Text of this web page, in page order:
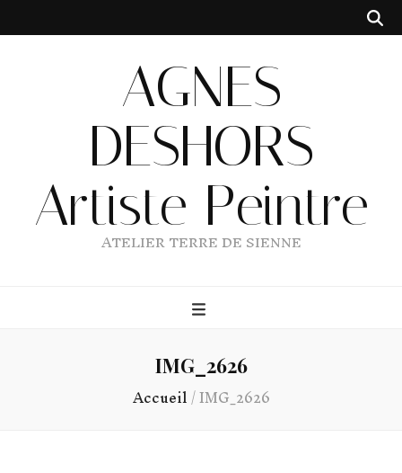
AGNES
DESHORS
Artiste Peintre
ATELIER TERRE DE SIENNE
IMG_2626
Accueil/IMG_2626